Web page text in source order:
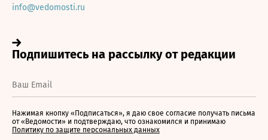
info@vedomosti.ru
Нажимая кнопку «Подписаться», я даю свое согласие получать письма
от «Ведомости» и подтверждаю, что ознакомился и принимаю
Политику по защите персональных данных